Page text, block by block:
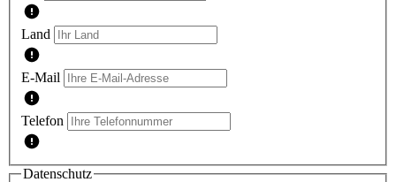
Land
E-Mail
Telefon
Datenschutz